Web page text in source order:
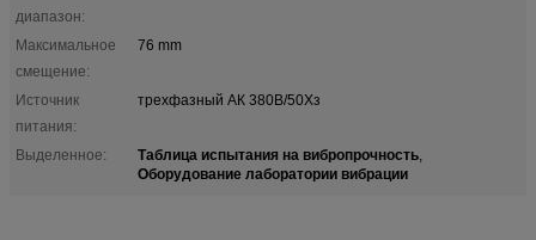
диапазон:
Максимальное
смещение:
76 mm
Источник
питания:
трехфазный АК 380В/50Хз
Выделенное: Таблица испытания на вибропрочность,
Оборудование лаборатории вибрации